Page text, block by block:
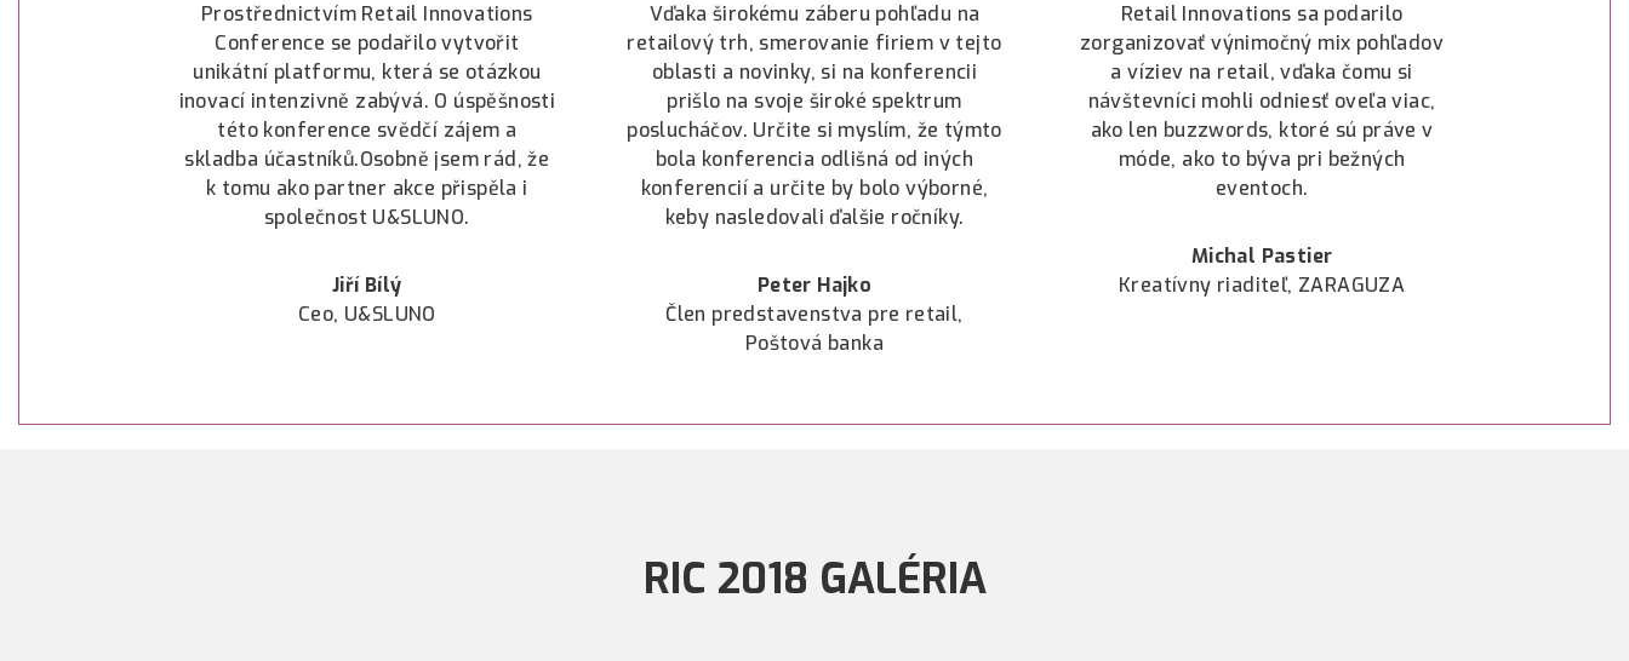
Prostřednictvím Retail Innovations
Conference se podařilo vytvořit
unikátní platformu, která se otázkou
inovací intenzivně zabývá. O úspěšnosti
této konference svědčí zájem a
skladba účastníků.Osobně jsem rád, že
k tomu ako partner akce přispěla i
společnost U&SLUNO.
Jiří Bílý
Ceo, U&SLUNO
Vďaka širokému záberu pohľadu na
retailový trh, smerovanie firiem v tejto
oblasti a novinky, si na konferencii
prišlo na svoje široké spektrum
poslucháčov. Určite si myslím, že týmto
bola konferencia odlišná od iných
konferencií a určite by bolo výborné,
keby nasledovali ďalšie ročníky.
Peter Hajko
Člen predstavenstva pre retail,
Poštová banka
Retail Innovations sa podarilo
zorganizovať výnimočný mix pohľadov
a víziev na retail, vďaka čomu si
návštevníci mohli odniesť oveľa viac,
ako len buzzwords, ktoré sú práve v
móde, ako to býva pri bežných
eventoch.
Michal Pastier
Kreatívny riaditeľ, ZARAGUZA
RIC 2018 GALÉRIA